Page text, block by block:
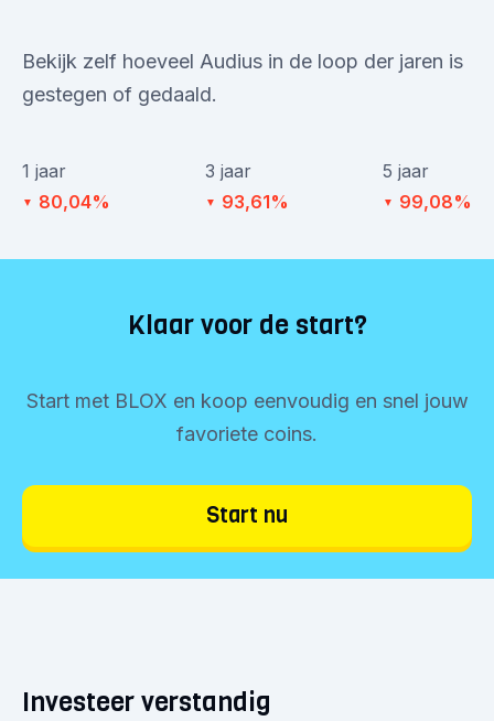
Bekijk zelf hoeveel Audius in de loop der jaren is
gestegen of gedaald.
1 jaar
▼ 80,04%
3 jaar
▼ 93,61%
5 jaar
▼ 99,08%
Klaar voor de start?
Start met BLOX en koop eenvoudig en snel jouw
favoriete coins.
Start nu
Investeer verstandig